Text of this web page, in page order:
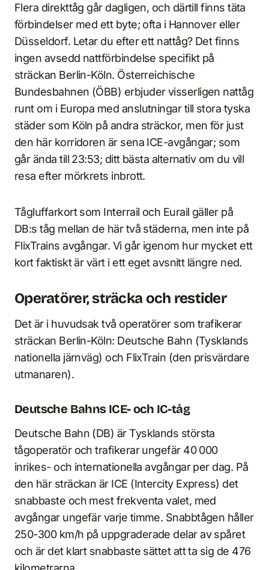
Flera direkttåg går dagligen, och därtill finns täta
förbindelser med ett byte; ofta i Hannover eller
Düsseldorf. Letar du efter ett nattåg? Det finns
ingen avsedd nattförbindelse specifikt på
sträckan Berlin-Köln. Österreichische
Bundesbahnen (ÖBB) erbjuder visserligen nattåg
runt om i Europa med anslutningar till stora tyska
städer som Köln på andra sträckor, men för just
den här korridoren är sena ICE-avgångar; som
går ända till 23:53; ditt bästa alternativ om du vill
resa efter mörkrets inbrott.
Tågluffarkort som Interrail och Eurail gäller på
DB:s tåg mellan de här två städerna, men inte på
FlixTrains avgångar. Vi går igenom hur mycket ett
kort faktiskt är värt i ett eget avsnitt längre ned.
Operatörer, sträcka och restider
Det är i huvudsak två operatörer som trafikerar
sträckan Berlin-Köln: Deutsche Bahn (Tysklands
nationella järnväg) och FlixTrain (den prisvärdare
utmanaren).
Deutsche Bahns ICE- och IC-tåg
Deutsche Bahn (DB) är Tysklands största
tågoperatör och trafikerar ungefär 40 000
inrikes- och internationella avgångar per dag. På
den här sträckan är ICE (Intercity Express) det
snabbaste och mest frekventa valet, med
avgångar ungefär varje timme. Snabbtågen håller
250-300 km/h på uppgraderade delar av spåret
och är det klart snabbaste sättet att ta sig de 476